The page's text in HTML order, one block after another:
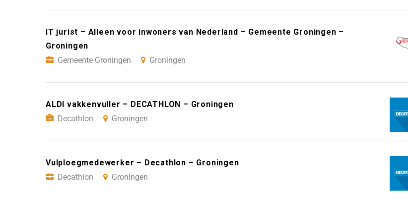
IT jurist – Alleen voor inwoners van Nederland – Gemeente Groningen –
Groningen
Gemeente Groningen
Groningen
ALDI vakkenvuller – DECATHLON – Groningen
Decathlon
Groningen
Vulploegmedewerker – Decathlon – Groningen
Decathlon
Groningen